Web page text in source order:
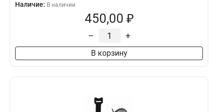
Наличие: В наличии
450,00 ₽
– +
В корзину